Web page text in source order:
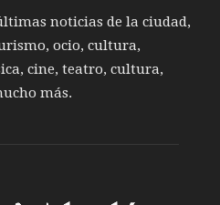
noticias de la ciudad,
ocio, cultura,
cine, teatro, cultura,
más.